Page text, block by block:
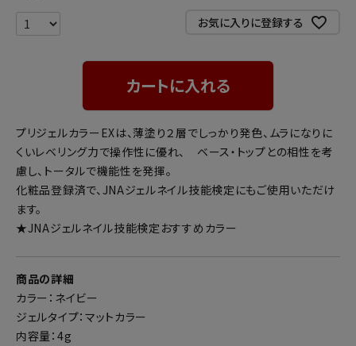
お気に入りに登録する
カートに入れる
プリジェルカラーEXは、薄塗り２層でしっかり発色、ムラになりに
くいレベリング力で操作性に優れ、 ベース・トップとの相性を考
慮し、トータルで機能性を発揮。
化粧品登録済で、JNAジェルネイル技能検定にもご使用いただけ
ます。
★JNAジェルネイル技能検定おすすめカラー
商品の詳細
カラー：ネイビー
ジェルタイプ：マットカラー
内容量：4g